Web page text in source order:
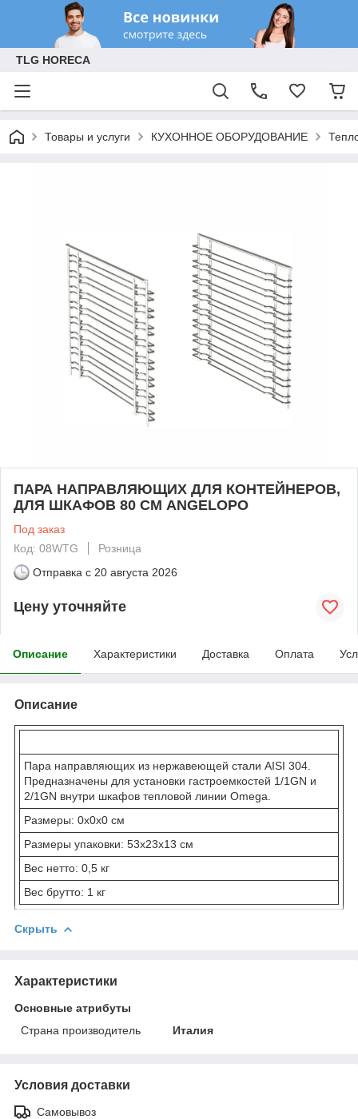
TLG HORECA
Товары и услуги КУХОННОЕ ОБОРУДОВАНИЕ
ПАРА НАПРАВЛЯЮЩИХ ДЛЯ КОНТЕЙНЕРОВ,
ДЛЯ ШКАФОВ 80 СМ ANGELOPO
Под заказ
Код: 08WTG
Розница
Отправка с 20 августа 2026
Цену уточняйте
Описание Характеристики Доставка Оплата
Описание
Пара направляющих из нержавеющей стали AISI 304.
Предназначены для установки гастроемкостей 1/1GN и
2/1GN внутри шкафов тепловой линии Omega.
Размеры: 0x0x0 см
Размеры упаковки: 53x23x13 см
Вес нетто: 0,5 кг
Вес брутто: 1 кг
Скрыть
Характеристики
Основные атрибуты
Страна производитель
Италия
Условия доставки
Самовывоз